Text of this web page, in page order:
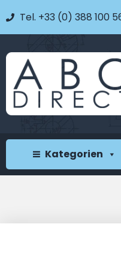
Tel. +33 (0) 388 100
Kategorien